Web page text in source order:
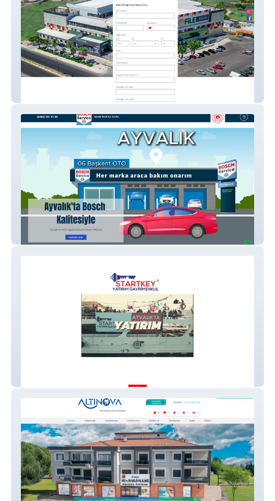
Bosch Car Service Ayvalık